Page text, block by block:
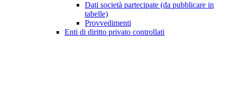
Dati società partecipate (da pubblicare in
tabelle)
Provvedimenti
Enti di diritto privato controllati